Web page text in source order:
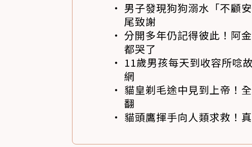
男子發現狗狗溺水「不顧
尾致謝
分開多年仍記得彼此！阿
都哭了
11歲男孩每天到收容所唸
網
貓皇剃毛途中見到上帝！
翻
貓頭鷹揮手向人類求救！